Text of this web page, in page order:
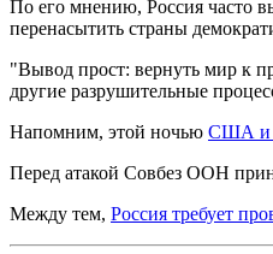
По его мнению, Россия часто
перенасытить страны
"Вывод прост: вернуть мир к
другие разрушительные
Напомним, этой ночью США и
Перед атакой Совбез ООН
Между тем, Россия требует